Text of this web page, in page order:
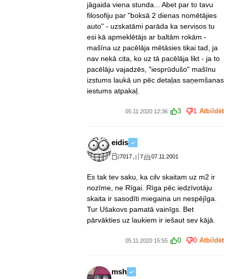
jāgaida viena stunda... Abet par to tavu
filosofiju par "boksā 2 dienas nomētājies
auto" - uzskatāmi parāda ka servisos tu
esi kā apmeklētājs ar baltām rokām -
mašīna uz pacēlāja mētāsies tikai tad, ja
nav nekā cita, ko uz tā pacēlāja likt - ja to
pacēlāju vajadzēs, "iesprūdušo" mašīnu
izstums laukā un pēc detaļas saņemšanas
iestums atpakaļ.
05.11.2020 12:36 3 1 Atbildēt
eidis
7017 7 07.11.2001
Es tak tev saku, ka cilv skaitam uz m2 ir
nozīme, ne Rīgai. Rīga pēc iedzīvotāju
skaita ir sasodīti miegaina un nespējīga.
Tur Ušakovs pamatā vainīgs. Bet
pārvākties uz laukiem ir iešaut sev kājā.
05.11.2020 15:55 0 0 Atbildēt
msh